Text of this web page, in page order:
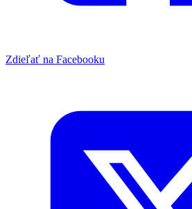
Zdieľať na Facebooku